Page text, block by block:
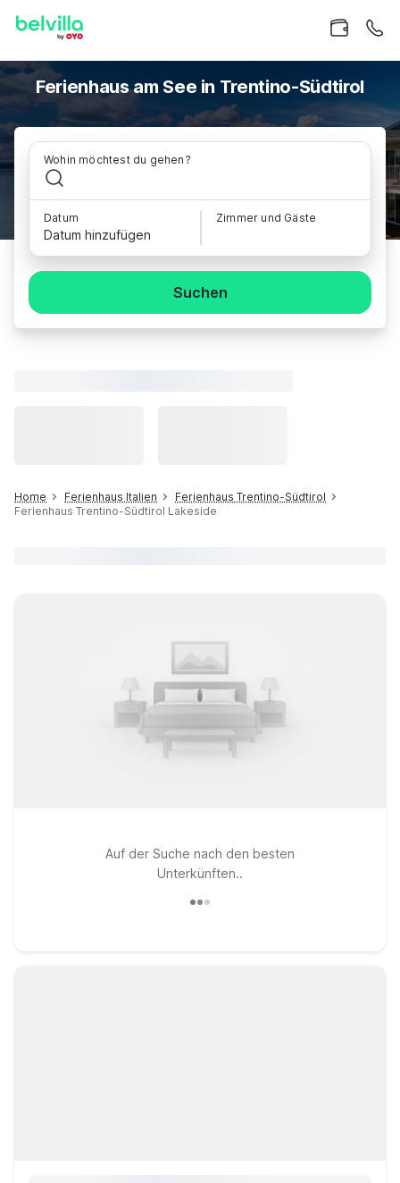
Ferienhaus am See in Trentino-Südtirol
Wohin möchtest du gehen?
Datum
Datum hinzufügen
Zimmer und Gäste
Suchen
Home Ferienhaus Italien
Ferienhaus Trentino-Südtirol
Ferienhaus Trentino-Südtirol Lakeside
Auf der Suche nach den besten
Unterkünften..